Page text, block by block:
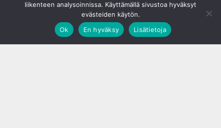
liikenteen analysoinnissa. Käyttämällä sivustoa hyväksyt
evästeiden käytön.
Ok
En hyväksy Lisätietoja